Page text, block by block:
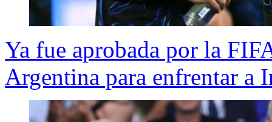
Ya fue aprobada por la
Argentina para enfrentar a